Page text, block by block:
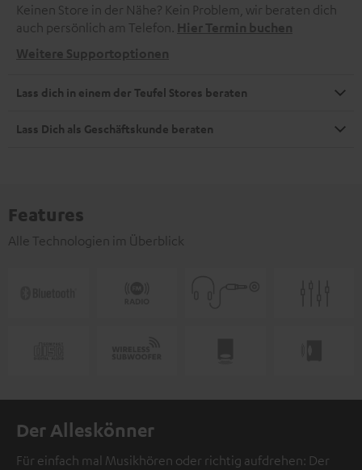
Keinen Store in der Nähe? Kein Problem, wir beraten dich
auch persönlich am Telefon. Hier Termin buchen
Weitere Supportoptionen
Lass dich in einem der Teufel Stores beraten
Lass Dich als Geschäftskunde beraten
Features
Alle Technologien im Überblick
Der Alleskönner
Für einfach mal Musikhören oder richtig aufdrehen: Der